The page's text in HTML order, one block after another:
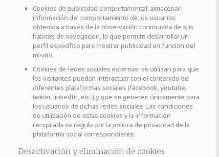
Cookies de publicidad comportamental: almacenan
información del comportamiento de los usuarios
obtenida a través de la observación continuada de sus
hábitos de navegación, lo que permite desarrollar un
perfil específico para mostrar publicidad en función del
mismo.
Cookies de redes sociales externas: se utilizan para que
los visitantes puedan interactuar con el contenido de
diferentes plataformas sociales (facebook, youtube,
twitter, linkedIn, etc..) y que se generen únicamente para
los usuarios de dichas redes sociales. Las condiciones
de utilización de estas cookies y la información
recopilada se regula por la política de privacidad de la
plataforma social correspondiente.
Desactivación y eliminación de cookies